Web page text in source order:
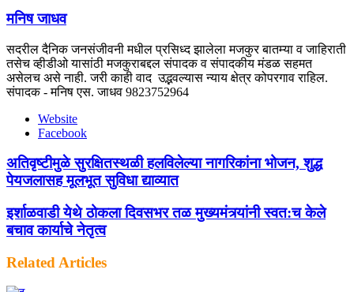
मनिष जाधव
सदरील दैनिक जनसंजीवनी मधील प्रसिध्द झालेला मजकुर बातम्या व जाहिराती
तसेच व्हीडीओ यासांठी मजकुराबद्दल संपादक व संपादकीय मंडळ सहमत
असेलच असे नाही. जरी काही वाद उद्भवल्यास न्याय क्षेत्र कोपरगाव राहिल.
संपादक - मनिष एस. जाधव 9823752964
Website
Facebook
अतिवृष्टीमुळे सुरक्षितस्थळी हलविलेल्या नागरिकांना भोजन, शुद्ध
पेयजलासह मूलभूत सुविधा द्याव्यात
इर्शाळवाडी येथे ठोकला दिवसभर तळ मुख्यमंत्र्यांनी स्वत:च केले
बचाव कार्याचे नेतृत्व
Related Articles